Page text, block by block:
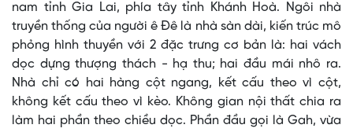
nam tỉnh Gia Lai, phía tây tỉnh Khánh Hoà. Ngôi nhà
truyền thống của người ê Ðê là nhà sàn dài, kiến trúc mô
phỏng hình thuyền với 2 đặc trưng cơ bản là: hai vách
dọc dựng thượng thách - hạ thu; hai đầu mái nhô ra.
Nhà chỉ có hai hàng cột ngang, kết cấu theo vì cột,
không kết cấu theo vì kèo. Không gian nội thất chia ra
làm hai phần theo chiều dọc. Phần đầu gọi là Gah, vừa